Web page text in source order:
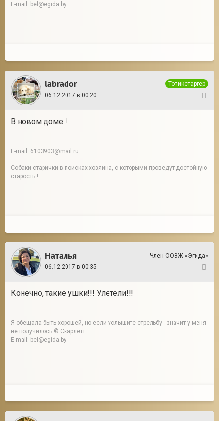
E-mail: bel@egida.by
labrador
Топикстартер
06.12.2017 в 00:20
В новом доме !
E-mail: 6103903@mail.ru
Собаки-старички в поисках хозяина, с которыми проведут достойную
старость !
Наталья
Член ООЗЖ «Эгида»
06.12.2017 в 00:35
Конечно, такие ушки!!! Улетели!!!
Я обещала быть хорошей, но если услышите стрельбу - значит у меня
не получилось © Скарлетт
E-mail: bel@egida.by